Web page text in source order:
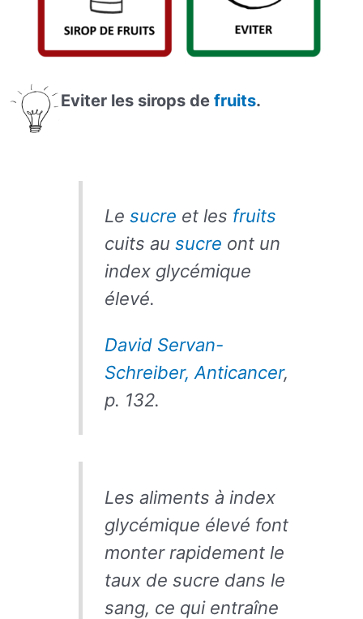
Eviter les sirops de fruits.
Le sucre et les fruits
cuits au sucre ontun
index glycémique
élevé.
David Servan-
Schreiber, Anticancer,
p. 132.
Les aliments à index
glycémique élevé font
monter rapidement le
taux de sucre dans le
sang, ce qui entraîne